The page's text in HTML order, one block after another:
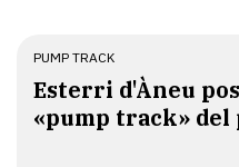
PUMP TRACK
Esterri d'Àneu
«pump track» del